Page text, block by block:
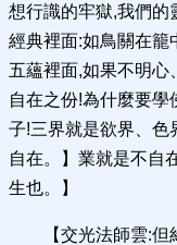
想行識的牢獄,我們的
經典裡面:如鳥關在籠
五蘊裡面,如果不明心
自在之份!為什麼要學
子!三界就是欲界、色
自在。】業就是不自
生也。】
【交光法師雲: